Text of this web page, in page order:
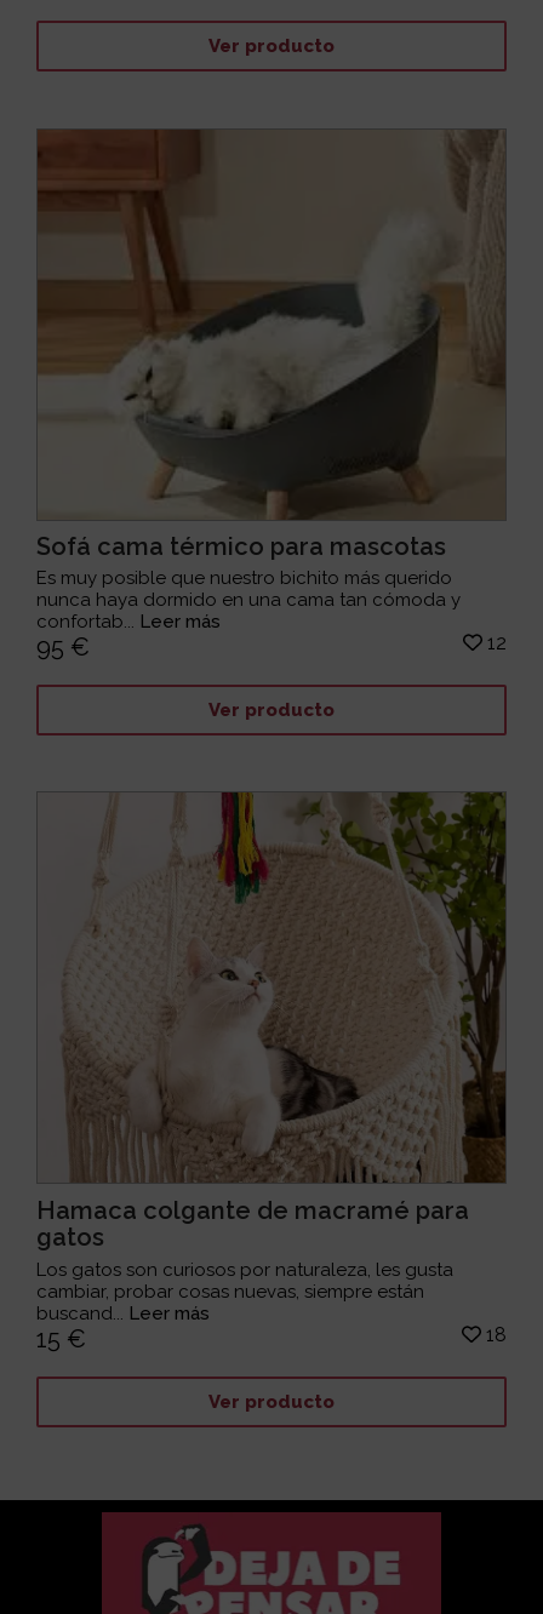
Ver producto
Sofá cama térmico para mascotas
Es muy posible que nuestro bichito más querido
nunca haya dormido en una cama tan cómoda y
confortab... Leer más
95 € 12
Ver producto
Hamaca colgante de macramé para
gatos
Los gatos son curiosos por naturaleza, les gusta
cambiar, probar cosas nuevas, siempre están
buscand... Leer más
15 € 18
Ver producto